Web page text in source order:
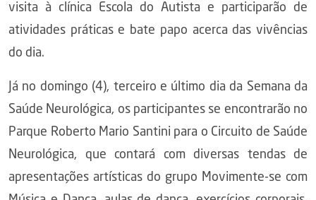
visita à clínica Escola do Autista e participarão de
atividades práticas e bate papo acerca das vivências
do dia.
Já no domingo (4), terceiro e último dia da Semana da
Saúde Neurológica, os participantes se encontrarão no
Parque Roberto Mario Santini para o Circuito de Saúde
Neurológica, que contará com diversas tendas de
apresentações artísticas do grupo Movimente-se com